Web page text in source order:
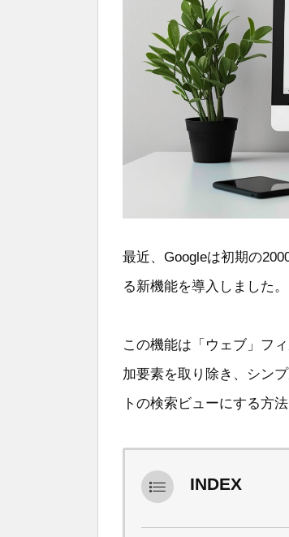
最近、Googleは初期の
る新機能を導入しました。
この機能は「ウェブ」フ
加要素を取り除き、シン
トの検索ビューにする方
INDEX